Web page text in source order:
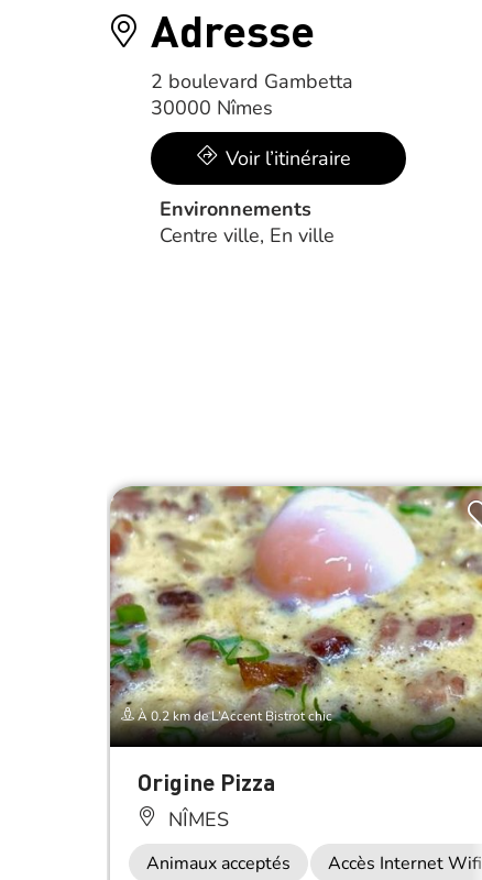
Adresse
2 boulevard Gambetta
30000 Nîmes
Voir l’itinéraire
Environnements
Centre ville, En ville
À 0.2 km de L’Accent Bistrot chic
Origine Pizza
NÎMES
Animaux acceptés Accès Internet Wifi